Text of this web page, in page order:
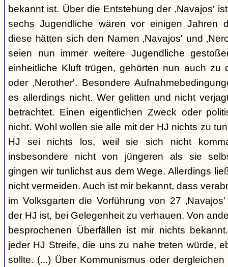
bekannt ist. Über die Entstehung der ‚Navajos'
sechs Jugendliche wären vor einigen Jahren
diese hätten sich den Namen ‚Navajos' und
seien nun immer weitere Jugendliche
einheitliche Kluft trügen, gehörten nun auch zu
oder ‚Nerother'. Besondere
es allerdings nicht. Wer gelitten und nicht
betrachtet. Einen eigentlichen Zweck oder
nicht. Wohl wollen sie alle mit der HJ nichts zu
HJ sei nichts los, weil sie sich nicht
insbesondere nicht von jüngeren als sie
gingen wir tunlichst aus dem Wege. Allerdings
nicht vermeiden. Auch ist mir bekannt, dass
im Volksgarten die Vorführung von 27
der HJ ist, bei Gelegenheit zu verhauen. Von
besprochenen Überfällen ist mir nichts
jeder HJ Streife, die uns zu nahe treten würde,
sollte. (...) Über Kommunismus oder